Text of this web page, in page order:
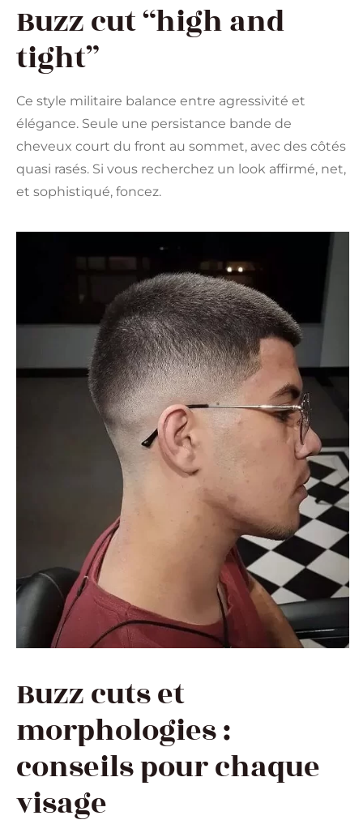
Buzz cut “high and
tight”
Ce style militaire balance entre agressivité et
élégance. Seule une persistance bande de
cheveux court du front au sommet, avec des côtés
quasi rasés. Si vous recherchez un look affirmé, net,
et sophistiqué, foncez.
Buzz cuts et
morphologies :
conseils pour chaque
visage